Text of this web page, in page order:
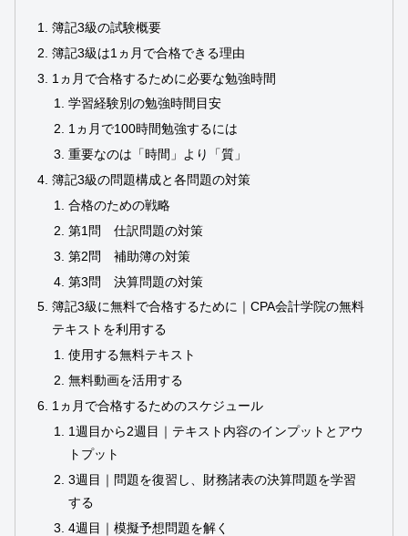
簿記3級の試験概要
簿記3級は1ヵ月で合格できる理由
1ヵ月で合格するために必要な勉強時間
学習経験別の勉強時間目安
1ヵ月で100時間勉強するには
重要なのは「時間」より「質」
簿記3級の問題構成と各問題の対策
合格のための戦略
第1問 仕訳問題の対策
第2問 補助簿の対策
第3問 決算問題の対策
簿記3級に無料で合格するために｜CPA会計学院の無料
テキストを利用する
使用する無料テキスト
無料動画を活用する
1ヵ月で合格するためのスケジュール
1週目から2週目｜テキスト内容のインプットとアウ
トプット
3週目｜問題を復習し、財務諸表の決算問題を学習
する
4週目｜模擬予想問題を解く